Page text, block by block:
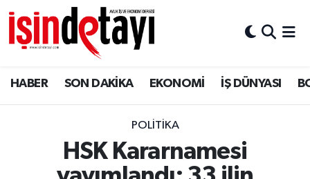
HABER SON DAKİKA EKONOMİ İŞ DÜNYASI
POLİTİKA
HSK Kararnamesi
DÜNYA
Eğitim
ENERJİ HABERİ
Nöbetçi Eczaneler
Hava Durumu
İstanbul Namaz Vakitleri
Trafik Durumu